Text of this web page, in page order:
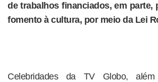
de trabalhos financiados, em parte,
fomento à cultura, por meio da Lei
Celebridades da TV Globo,